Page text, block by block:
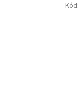
Kód: